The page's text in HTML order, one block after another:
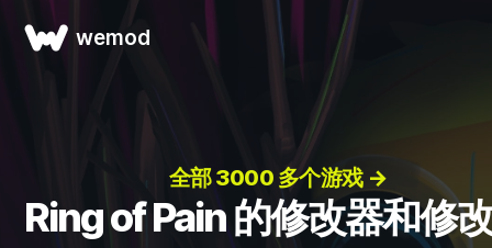
wemod
全部 3000 多个游戏 →
Ring of Pain 的修改器和修